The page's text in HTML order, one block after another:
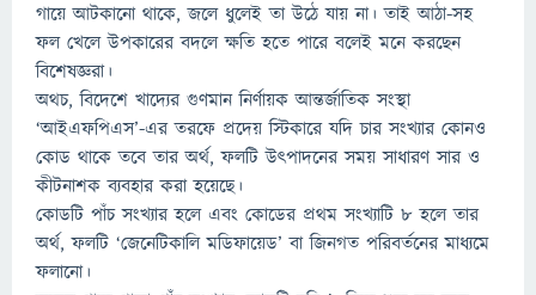
গায়ে আটকানো থাকে, জলে ধুলেই তা উঠে যায় না। তাই আঠা-সহ
ফল খেলে উপকারের বদলে ক্ষতি হতে পারে বলেই মনে করছেন
বিশেষজ্ঞরা।
অথচ, বিদেশে খাদ্যের গুণমান নির্ণায়ক আন্তর্জাতিক সংস্থা
‘আইএফপিএস’-এর তরফে প্রদেয় স্টিকারে যদি চার সংখ্যার কোনও
কোড থাকে তবে তার অর্থ, ফলটি উৎপাদনের সময় সাধারণ সার ও
কীটনাশক ব্যবহার করা হয়েছে।
কোডটি পাঁচ সংখ্যার হলে এবং কোডের প্রথম সংখ্যাটি ৮ হলে তার
অর্থ, ফলটি ‘জেনেটিকালি মডিফায়েড’ বা জিনগত পরিবর্তনের মাধ্যমে
ফলানো।